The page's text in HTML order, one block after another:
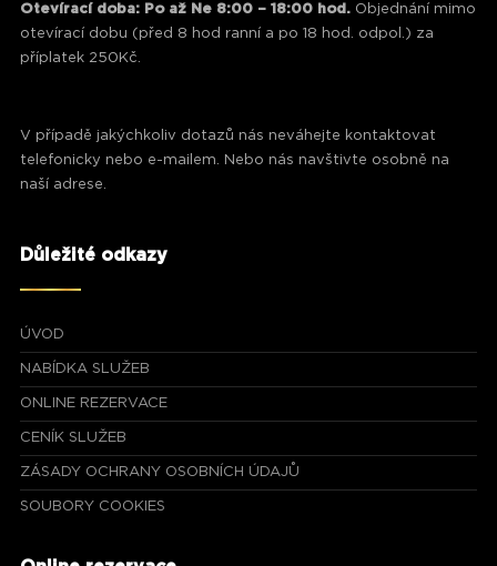
Otevírací doba: Po až Ne 8:00 – 18:00 hod. Objednání mimo
otevírací dobu (před 8 hod ranní a po 18 hod. odpol.) za
příplatek 250Kč.
V případě jakýchkoliv dotazů nás neváhejte kontaktovat
telefonicky nebo e-mailem. Nebo nás navštivte osobně na
naší adrese.
Důležité odkazy
ÚVOD
NABÍDKA SLUŽEB
ONLINE REZERVACE
CENÍK SLUŽEB
ZÁSADY OCHRANY OSOBNÍCH ÚDAJŮ
SOUBORY COOKIES